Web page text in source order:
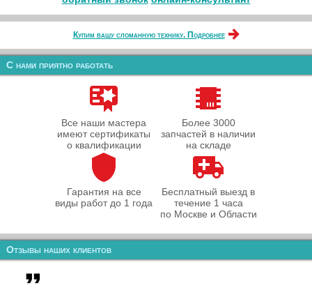
Купим вашу сломанную технику. Подробнее
С нами приятно работать
Все наши мастера
имеют сертификаты
о квалификации
Более 3000
запчастей в наличии
на складе
Гарантия на все
виды работ до 1 года
Бесплатный выезд в
течение 1 часа
по Москве и Области
Отзывы наших клиентов